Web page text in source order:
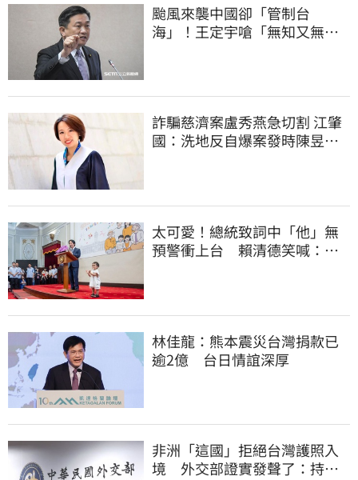
颱風來襲中國卻「管制台
海」！王定宇嗆「無知又無
詐騙慈濟案盧秀燕急切割 江肇
國：洗地反自爆案發時陳昱瑄
太可愛！總統致詞中「他」無
預警衝上台 賴清德笑喊：卸
林佳龍：熊本震災台灣捐款已
逾2億 台日情誼深厚
非洲「這國」拒絕台灣護照入
境 外交部證實發聲了：持續